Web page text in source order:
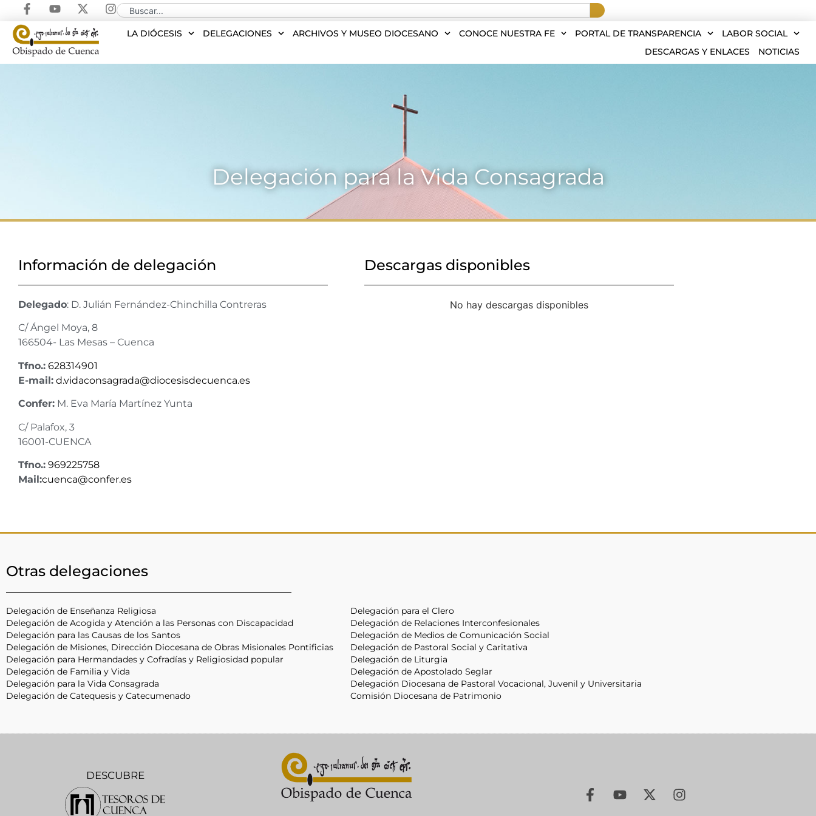
LA DIÓCESIS DELEGACIONES ARCHIVOS Y MUSEO DIOCESANO CONOCE NUESTRA FE PORTAL DE TRANSPARENCIA
LABOR SOCIAL
DESCARGAS Y ENLACES
NOTICIAS
Delegación para la Vida Consagrada
Información de delegación
Delegado: D. Julián Fernández-Chinchilla Contreras
C/ Ángel Moya, 8
166504- Las Mesas – Cuenca
Tfno.: 628314901
E-mail: d.vidaconsagrada@diocesisdecuenca.es
Confer: M. Eva María Martínez Yunta
C/ Palafox, 3
16001-CUENCA
Tfno.: 969225758
Mail:cuenca@confer.es
Descargas disponibles
No hay descargas disponibles
Otras delegaciones
Delegación de Enseñanza Religiosa
Delegación para el Clero
Delegación de Acogida y Atención a las Personas con Discapacidad
Delegación de Relaciones Interconfesionales
Delegación para las Causas de los Santos
Delegación de Medios de Comunicación Social
Delegación de Misiones, Dirección Diocesana de Obras Misionales Pontificias
Delegación de Pastoral Social y Caritativa
Delegación para Hermandades y Cofradías y Religiosidad popular
Delegación de Liturgia
Delegación de Familia y Vida
Delegación de Apostolado Seglar
Delegación para la Vida Consagrada
Delegación Diocesana de Pastoral Vocacional, Juvenil y Universitaria
Delegación de Catequesis y Catecumenado
Comisión Diocesana de Patrimonio
DESCUBRE